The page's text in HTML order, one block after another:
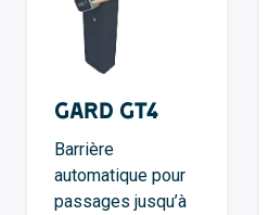
GARD GT4
Barrière
automatique pour
passages jusqu’à